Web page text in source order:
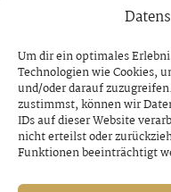
Um dir ein optimales
Technologien wie Cookies,
und/oder darauf
zustimmst, können wir
IDs auf dieser Website
nicht erteilst oder
Funktionen beeinträchtigt
Firmungen im
Aschau-
UNTERWEGS
Donnerstag, 26. Juni
Als letztes der drei